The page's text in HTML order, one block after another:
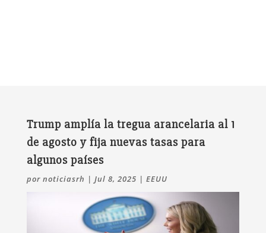
Trump amplía la tregua arancelaria al 1
de agosto y fija nuevas tasas para
algunos países
por noticiasrh | Jul 8, 2025 | EEUU